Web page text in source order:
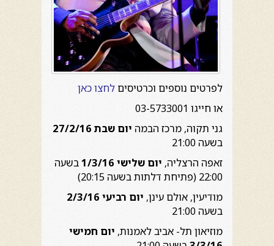
לפרטים נוספים וכרטיסים לחצו כאן
או חייגו 03-5733001
גני תקוה, מרכז הבמה יום שבת 27/2/16
בשעה 21:00
זאפה הרצליה, יום שלישי 1/3/16
בשעה
22:00 (פתיחת דלתות בשעה 20:15)
מודיעין, אולם עינן, יום רביעי 2/3/16
בשעה 21:00
מוזיאון תל- אביב לאמנות, יום חמישי